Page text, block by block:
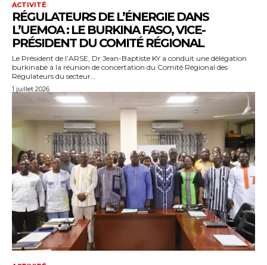
ACTIVITÉ
RÉGULATEURS DE L’ÉNERGIE DANS
L’UEMOA : LE BURKINA FASO, VICE-
PRÉSIDENT DU COMITÉ RÉGIONAL
Le Président de l’ARSE, Dr Jean-Baptiste KY a conduit une délégation
burkinabè à la réunion de concertation du Comité Régional des
Régulateurs du secteur...
1 juillet 2026